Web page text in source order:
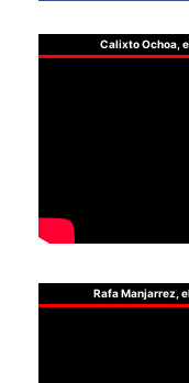
Calixto Ochoa,
Rafa Manjarrez,